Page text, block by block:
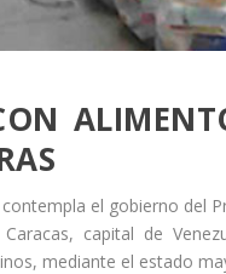
el gobierno del
capital de
mediante el estado